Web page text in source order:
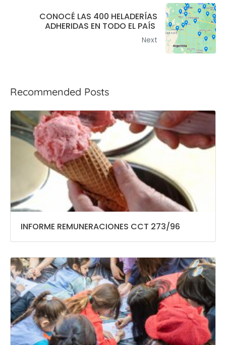
CONOCÉ LAS 400 HELADERÍAS
ADHERIDAS EN TODO EL PAÍS
Next
Recommended Posts
INFORME REMUNERACIONES CCT 273/96